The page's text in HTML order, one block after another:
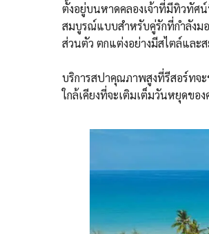
ตั้งอยู่บนหาดคลองเจ้าที่มีทิวทัศน์
สมบูรณ์แบบสำหรับคู่รักที่กำลังม
ส่วนตัว ตกแต่งอย่างมีสไตล์และ
บริการสปาคุณภาพสูงที่รีสอร์ทจ
ใกล้เคียงที่จะเติมเต็มวันหยุดขอ